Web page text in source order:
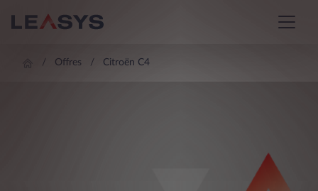
Offres Citroën C4